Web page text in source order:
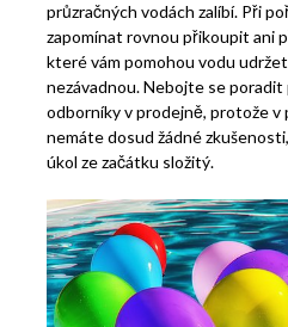
průzračných vodách zalíbí. Při
zapomínat rovnou přikoupit ani
které vám pomohou vodu
nezávadnou. Nebojte se poradit
odborníky v prodejně, protože v
nemáte dosud žádné
úkol ze začátku složitý.